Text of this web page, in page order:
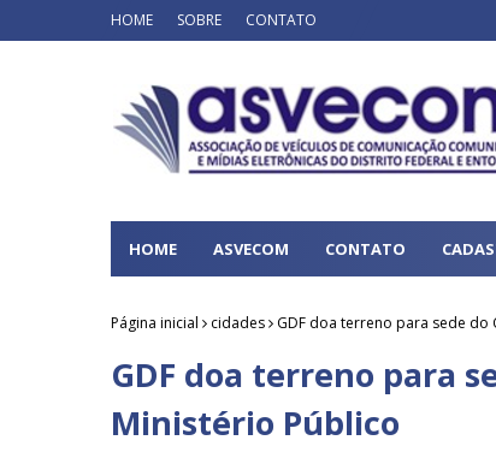
HOME SOBRE CONTATO
HOME ASVECOM CONTATO
Página inicial cidades GDF doa terreno para sede
GDF doa terreno para
Ministério Público